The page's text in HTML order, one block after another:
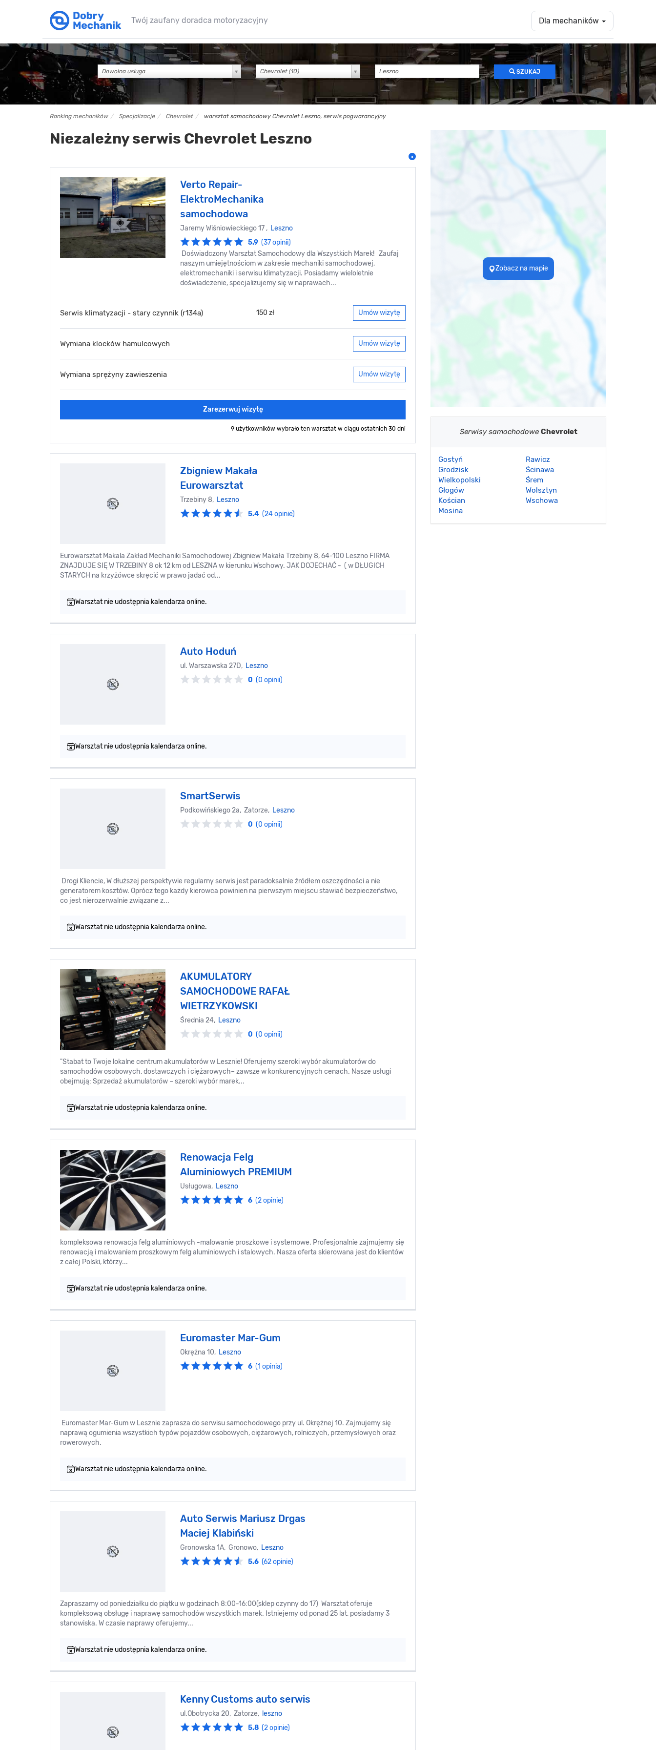
Twój zaufany doradca motoryzacyjny Dla mechaników
Dowolna usługa Chevrolet (10) SZUKAJ
Ranking mechaników Specjalizacje Chevrolet warsztat samochodowy Chevrolet Leszno, serwis pogwarancyjny
Niezależny serwis Chevrolet Leszno
Verto Repair-
ElektroMechanika
samochodowa
Jaremy Wiśniowieckiego 17 , Leszno
5.9 (37 opinii)
Doświadczony Warsztat Samochodowy dla Wszystkich Marek! Zaufaj
naszym umiejętnościom w zakresie mechaniki samochodowej,
elektromechaniki i serwisu klimatyzacji. Posiadamy wieloletnie
doświadczenie, specjalizujemy się w naprawach...
Serwis klimatyzacji - stary czynnik (r134a) 150 zł Umów wizytę
Wymiana klocków hamulcowych Umów wizytę
Wymiana sprężyny zawieszenia Umów wizytę
Zarezerwuj wizytę
9 użytkowników wybrało ten warsztat w ciągu ostatnich 30 dni
Zbigniew Makała
Eurowarsztat
Trzebiny 8, Leszno
5.4 (24 opinie)
Eurowarsztat Makala Zakład Mechaniki Samochodowej Zbigniew Makała Trzebiny 8, 64-100 Leszno FIRMA
ZNAJDUJE SIĘ W TRZEBINY 8 ok 12 km od LESZNA w kierunku Wschowy. JAK DOJECHAĆ - ( w DŁUGICH
STARYCH na krzyżówce skręcić w prawo jadać od...
Warsztat nie udostępnia kalendarza online.
Auto Hoduń
ul. Warszawska 27D, Leszno
0 (0 opinii)
Warsztat nie udostępnia kalendarza online.
SmartSerwis
Podkowińskiego 2a, Zatorze, Leszno
0 (0 opinii)
Drogi Kliencie, W dłuższej perspektywie regularny serwis jest paradoksalnie źródłem oszczędności a nie
generatorem kosztów. Oprócz tego każdy kierowca powinien na pierwszym miejscu stawiać bezpieczeństwo,
co jest nierozerwalnie związane z...
Warsztat nie udostępnia kalendarza online.
AKUMULATORY
SAMOCHODOWE RAFAŁ
WIETRZYKOWSKI
Średnia 24, Leszno
0 (0 opinii)
"Stabat to Twoje lokalne centrum akumulatorów w Lesznie! Oferujemy szeroki wybór akumulatorów do
samochodów osobowych, dostawczych i ciężarowych– zawsze w konkurencyjnych cenach. Nasze usługi
obejmują: Sprzedaż akumulatorów – szeroki wybór marek...
Warsztat nie udostępnia kalendarza online.
Renowacja Felg
Aluminiowych PREMIUM
Usługowa, Leszno
6 (2 opinie)
kompleksowa renowacja felg aluminiowych -malowanie proszkowe i systemowe. Profesjonalnie zajmujemy się
renowacją i malowaniem proszkowym felg aluminiowych i stalowych. Nasza oferta skierowana jest do klientów
z całej Polski, którzy...
Warsztat nie udostępnia kalendarza online.
Euromaster Mar-Gum
Okrężna 10, Leszno
6 (1 opinia)
Euromaster Mar-Gum w Lesznie zaprasza do serwisu samochodowego przy ul. Okrężnej 10. Zajmujemy się
naprawą ogumienia wszystkich typów pojazdów osobowych, ciężarowych, rolniczych, przemysłowych oraz
rowerowych.
Warsztat nie udostępnia kalendarza online.
Auto Serwis Mariusz Drgas
Maciej Klabiński
Gronowska 1A, Gronowo, Leszno
5.6 (62 opinie)
Zapraszamy od poniedziałku do piątku w godzinach 8:00-16:00(sklep czynny do 17) Warsztat oferuje
kompleksową obsługę i naprawę samochodów wszystkich marek. Istniejemy od ponad 25 lat, posiadamy 3
stanowiska. W czasie naprawy oferujemy...
Warsztat nie udostępnia kalendarza online.
Kenny Customs auto serwis
ul.Obotrycka 20, Zatorze, leszno
5.8 (2 opinie)
Zobacz na mapie
Serwisy samochodowe Chevrolet
Gostyń
Grodzisk
Wielkopolski
Głogów
Kościan
Mosina
Rawicz
Ścinawa
Śrem
Wolsztyn
Wschowa